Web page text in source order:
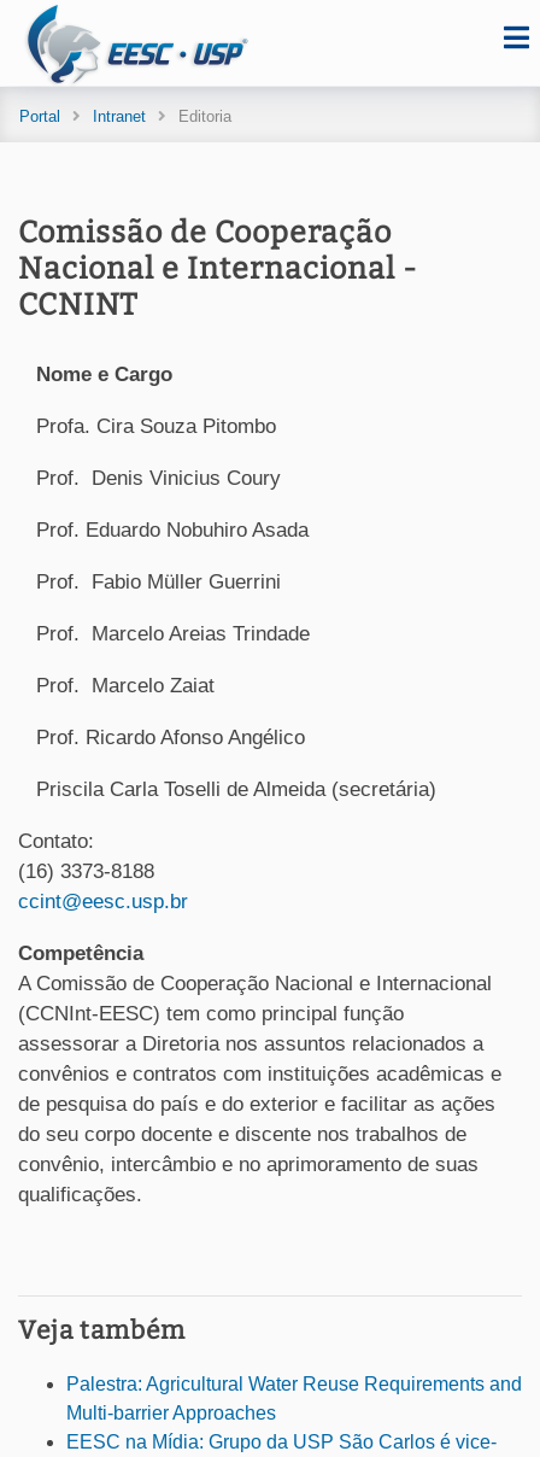
Portal Intranet Editoria
Comissão de Cooperação
Nacional e Internacional -
CCNINT
Nome e Cargo
Profa. Cira Souza Pitombo
Prof. Denis Vinicius Coury
Prof. Eduardo Nobuhiro Asada
Prof. Fabio Müller Guerrini
Prof. Marcelo Areias Trindade
Prof. Marcelo Zaiat
Prof. Ricardo Afonso Angélico
Priscila Carla Toselli de Almeida (secretária)
Contato:
(16) 3373-8188
ccint@eesc.usp.br
Competência
A Comissão de Cooperação Nacional e Internacional
(CCNInt-EESC) tem como principal função
assessorar a Diretoria nos assuntos relacionados a
convênios e contratos com instituições acadêmicas e
de pesquisa do país e do exterior e facilitar as ações
do seu corpo docente e discente nos trabalhos de
convênio, intercâmbio e no aprimoramento de suas
qualificações.
Veja também
Palestra: Agricultural Water Reuse Requirements and
Multi-barrier Approaches
EESC na Mídia: Grupo da USP São Carlos é vice-